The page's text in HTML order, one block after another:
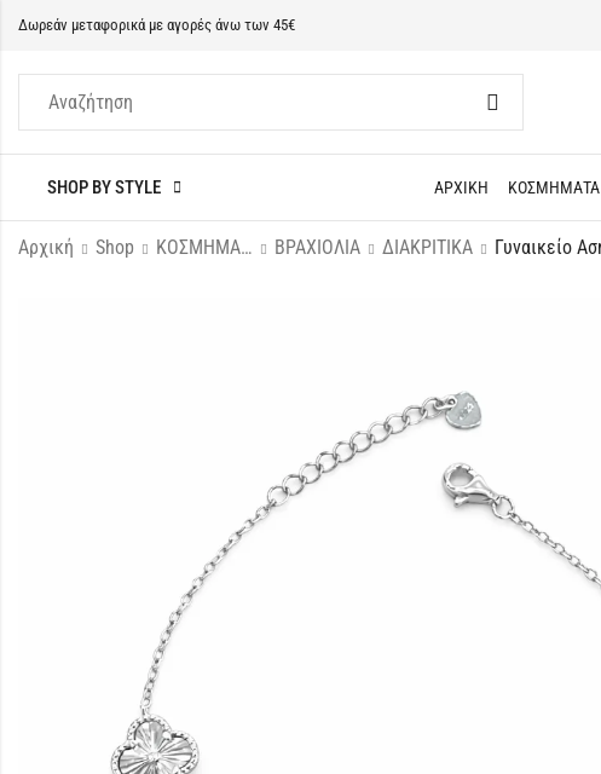
Δωρεάν μεταφορικά με αγορές άνω των 45€
SHOP BY STYLE ΑΡΧΙΚΗ ΚΟΣΜΗΜΑΤΑ
Αρχική Shop ΚΟΣΜΗΜΑΤΑ ΒΡΑΧΙΟΛΙΑ ΔΙΑΚΡΙΤΙΚΑ